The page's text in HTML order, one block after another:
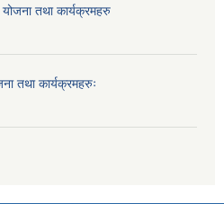
तथा कार्यक्रमहरु
तथा कार्यक्रमहरुः